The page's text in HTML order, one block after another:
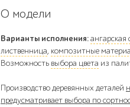
О модели
Варианты исполнения:ангарская
лиственница, композитные
Возможность выбора цвета из
Производство деревянных деталей
предусматривает выбора по